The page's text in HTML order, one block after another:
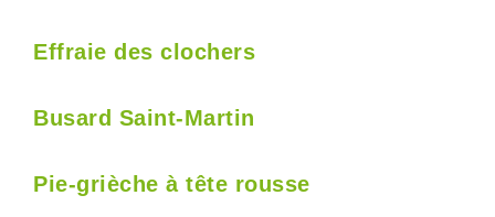
Effraie des clochers
Busard Saint-Martin
Pie-grièche à tête rousse